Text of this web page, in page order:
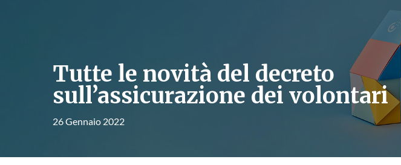
Tutte le novità del decreto
sull’assicurazione dei volontari
26 Gennaio 2022